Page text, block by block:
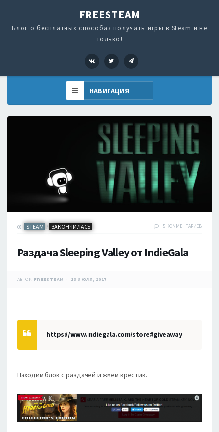
FREESTEAM
Блог о бесплатных способах получать игры в Steam и не
только!
VK Twitter
STEAM / ЗАКОНЧИЛАСЬ 5 КОММЕНТАРИЕВ
Раздача Sleeping Valley от IndieGala
АВТОР: FREESTEAM 13 ИЮЛЯ, 2017
https://www.indiegala.com/store#giveaway
Находим блок с раздачей и жмём крестик.